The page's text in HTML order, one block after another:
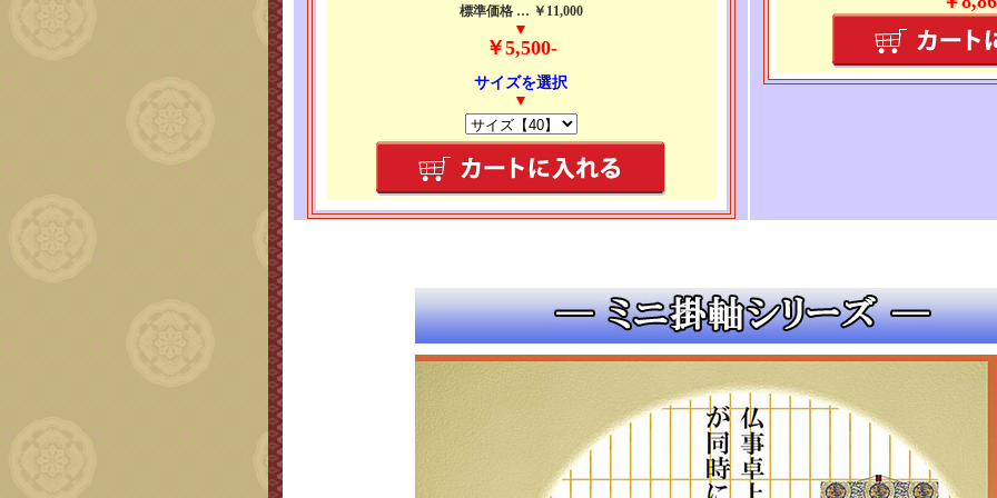
標準価格 … ￥11,000
▼
￥5,500-
サイズを選択
▼